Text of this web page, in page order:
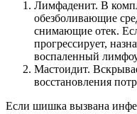
Лимфаденит. В
обезболивающие
снимающие отек.
прогрессирует,
воспаленный
Мастоидит.
восстановления
Если шишка вызвана